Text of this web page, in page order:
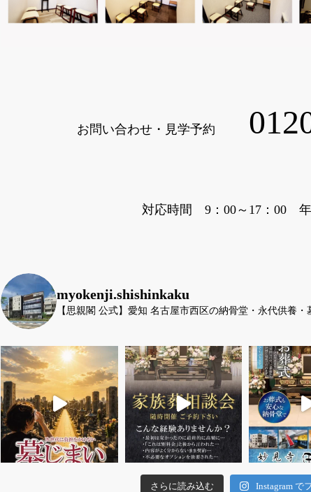
お問い合わせ・見学予約
対応時間 9：00～17：00
myokenji.shishinkaku
【思親閣 公式】愛知 名古屋市西区の納骨堂・永代供養
さらに読み込む Instagram で